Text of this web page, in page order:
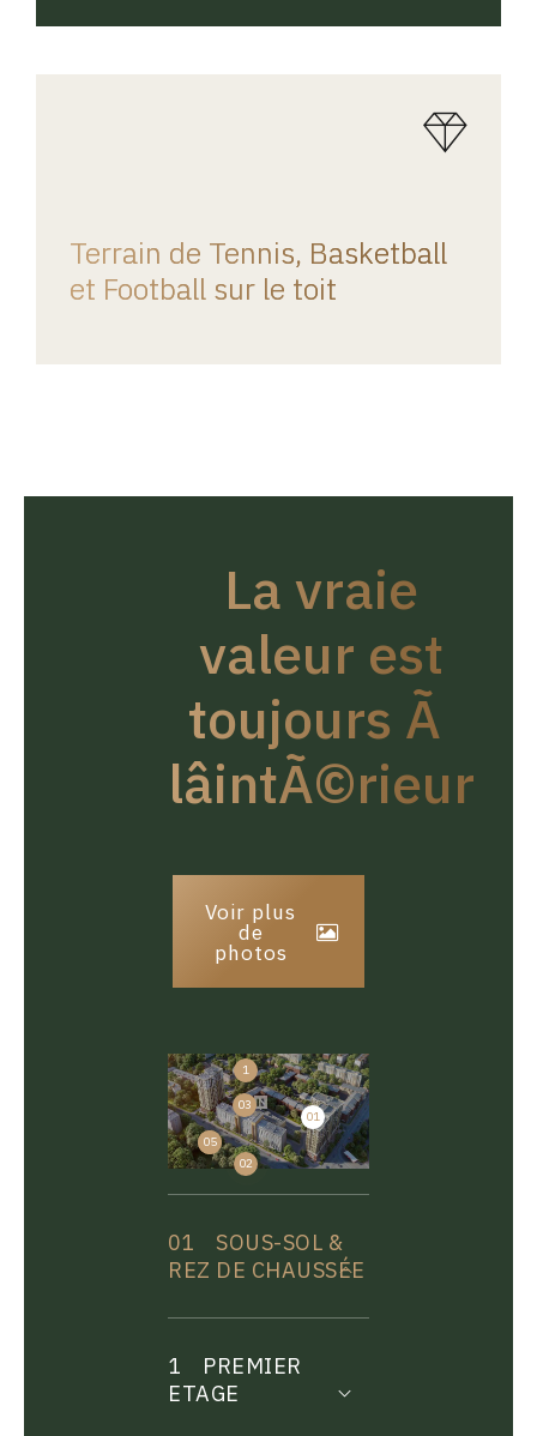
Terrain de Tennis, Basketball
et Football sur le toit
La vraie
valeur est
toujours Ã
lâintÃ©rieur
Voir plus
de
photos
01
1
02
03
04
05
01
SOUS-SOL &
REZ DE CHAUSSÉE
1
PREMIER
ETAGE